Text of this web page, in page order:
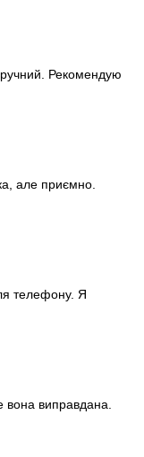
Рекомендую
але приємно.
телефону. Я
вона виправдана.